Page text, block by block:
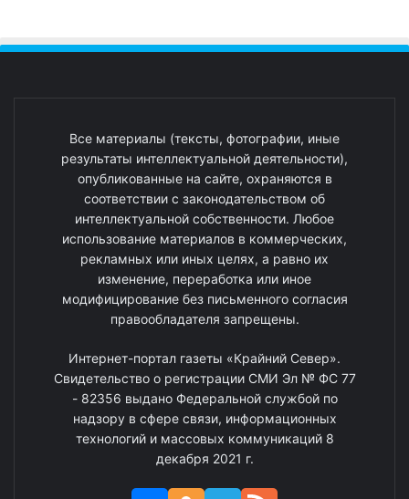
Все материалы (тексты, фотографии, иные
результаты интеллектуальной деятельности),
опубликованные на сайте, охраняются в
соответствии с законодательством об
интеллектуальной собственности. Любое
использование материалов в коммерческих,
рекламных или иных целях, а равно их
изменение, переработка или иное
модифицирование без письменного согласия
правообладателя запрещены.
Интернет-портал газеты «Крайний Север».
Свидетельство о регистрации СМИ Эл № ФС 77
- 82356 выдано Федеральной службой по
надзору в сфере связи, информационных
технологий и массовых коммуникаций 8
декабря 2021 г.